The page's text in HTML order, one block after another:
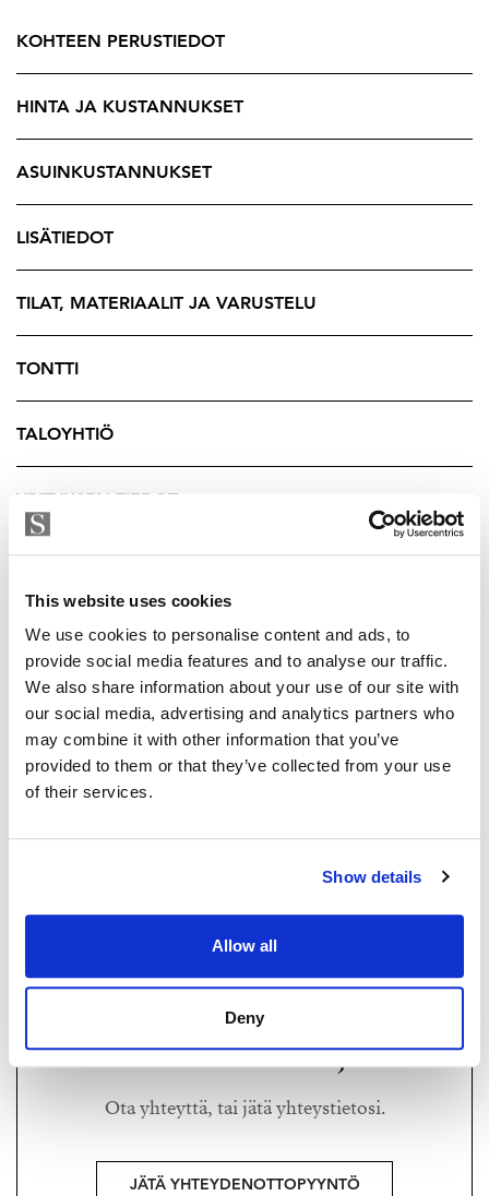
This website uses cookies
We use cookies to personalise content and ads, to
provide social media features and to analyse our traffic.
We also share information about your use of our site with
our social media, advertising and analytics partners who
may combine it with other information that you’ve
provided to them or that they’ve collected from your use
of their services.
Show details
Allow all
Deny
Ylempi kiinteistönvälittäjä YKV, LKV, RAKI™,
Haluatko lisätietoja?
Ota yhteyttä, tai jätä yhteystietosi.
JÄTÄ YHTEYDENOTTOPYYNTÖ
Strand Properties
KOHTEEN PERUSTIEDOT
HINTA JA KUSTANNUKSET
ASUINKUSTANNUKSET
LISÄTIEDOT
TILAT, MATERIAALIT JA VARUSTELU
TONTTI
TALOYHTIÖ
YRITYKSEN TIEDOT